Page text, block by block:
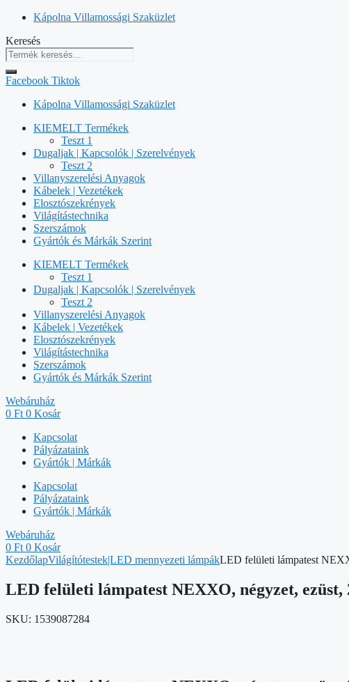
Kilépés
tartalomba
Kápolna Villamossági Szaküzlet
Keresés
Facebook Tiktok
Kápolna Villamossági Szaküzlet
KIEMELT Termékek
Teszt 1
Dugaljak | Kapcsolók | Szerelvények
Teszt 2
Villanyszerelési Anyagok
Kábelek | Vezetékek
Elosztószekrények
Világítástechnika
Szerszámok
Gyártók és Márkák Szerint
KIEMELT Termékek
Teszt 1
Dugaljak | Kapcsolók | Szerelvények
Teszt 2
Villanyszerelési Anyagok
Kábelek | Vezetékek
Elosztószekrények
Világítástechnika
Szerszámok
Gyártók és Márkák Szerint
Webáruház
0 Ft 0 Kosár
Kapcsolat
Pályázataink
Gyártók | Márkák
Kapcsolat
Pályázataink
Gyártók | Márkák
Webáruház
0 Ft 0 Kosár
KezdőlapVilágítótestek|LED mennyezeti lámpákLED felületi lámpatest
LED felületi lámpatest NEXXO, négyzet, ezüst,
SKU: 1539087284